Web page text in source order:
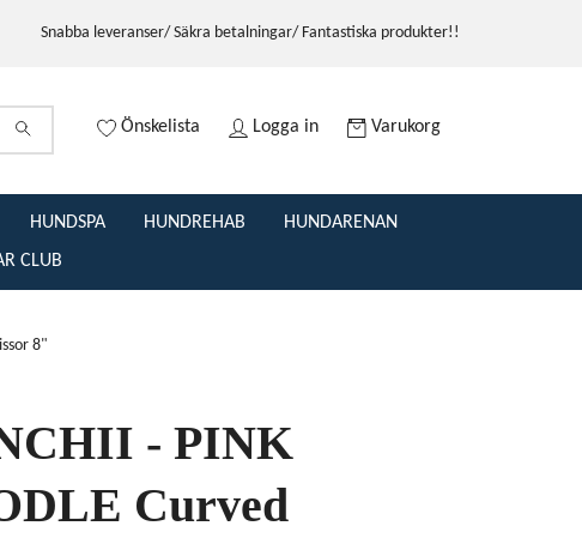
Snabba leveranser/ Säkra betalningar/ Fantastiska produkter!!
Önskelista Logga in Varukorg
HUNDSPA HUNDREHAB
HUNDARENAN
CLUB
8"
- PINK
Curved